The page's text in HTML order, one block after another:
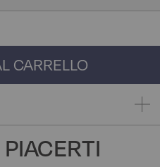
CARRELLO